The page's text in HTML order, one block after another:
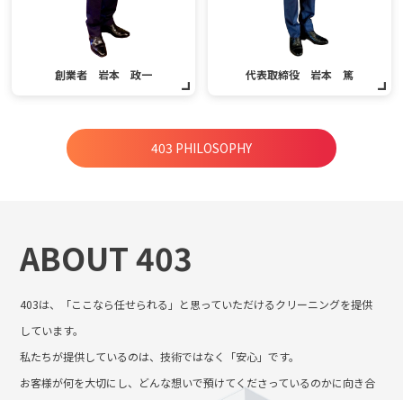
創業者 岩本 政一 代表取締役 岩本 篤
403 PHILOSOPHY
ABOUT 403
403は、「ここなら任せられる」と思っていただけるクリーニングを提供
しています。
私たちが提供しているのは、技術ではなく「安心」です。
お客様が何を大切にし、どんな想いで預けてくださっているのかに向き合